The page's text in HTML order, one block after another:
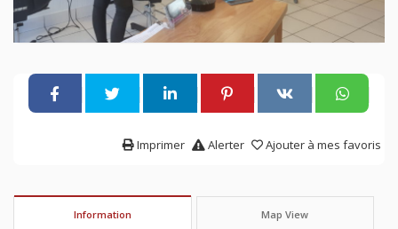
Ajouter à mes favoris
Alerter
Imprimer
Information Map View